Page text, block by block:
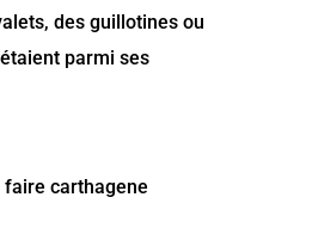
des guillotines ou
parmi ses